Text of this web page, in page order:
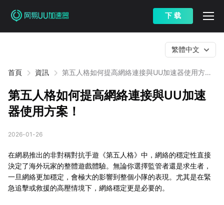
下 载
首頁 資訊
第五人格如何提高網絡連接與UU加速器使用方
繁體中文
第五人格如何提高網絡連接與UU加速
器使用方案！
2026-01-26
在網易推出的非對稱對抗手遊《第五人格》中，網絡的穩定性直接
決定了海外玩家的整體遊戲體驗。無論你選擇監管者還是求生者，
一旦網絡更加穩定，會極大的影響到整個小隊的表現。尤其是在緊
急追擊或救援的高壓情境下，網絡穩定更是必要的。